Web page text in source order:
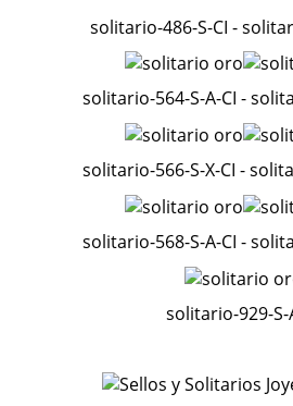
solitario-486-S-CI -
solitario-564-S-A-CI -
solitario-566-S-X-CI -
solitario-568-S-A-CI -
solitario-929-S-